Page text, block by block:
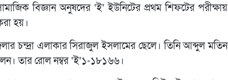
বিজ্ঞান অনুষদের ‘ই’ ইউনিটের প্রথম শিফটের পরীক্ষায়
হয়।
চন্দ্রা এলাকার সিরাজুল ইসলামের ছেলে। তিনি আব্দুল মতিন
তার রোল নম্বর ‘ই’১-১৮১৬৬।